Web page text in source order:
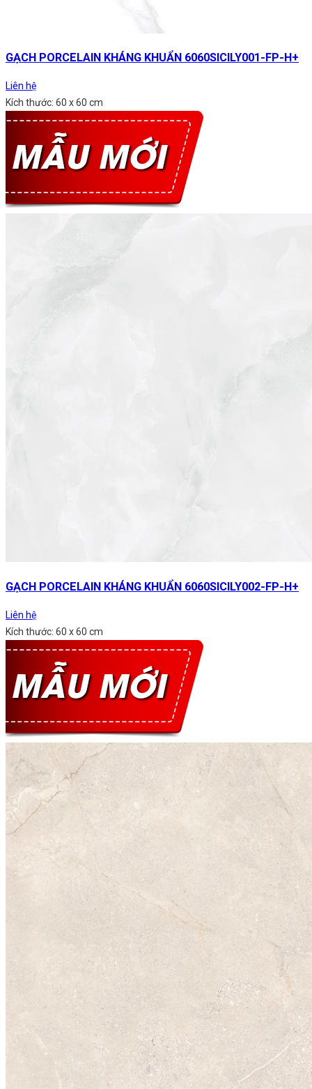
GẠCH PORCELAIN KHÁNG KHUẨN 6060SICILY001-FP-H+
Liên hệ
Kích thước: 60 x 60 cm
GẠCH PORCELAIN KHÁNG KHUẨN 6060SICILY002-FP-H+
Liên hệ
Kích thước: 60 x 60 cm